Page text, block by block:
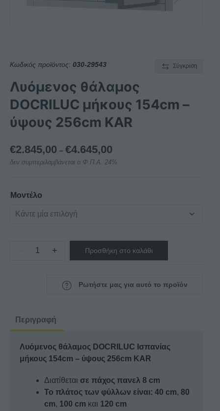
Κωδικός προϊόντος: 030-29543 Σύγκριση
Λυόμενος θάλαμος
DOCRILUC μήκους 154cm –
ύψους 256cm KAR
€2.845,00 – €4.645,00
range:
δεν συμπεριλαμβάνεται ο Φ.Π.Α. 24%
Μοντέλο
Λυόμενος
ύψους
KAR
ποσότητα
+ Προσθήκη στο καλάθι
Ρωτήστε μας για αυτό το προϊόν
Περιγραφή
Λυόμενος θάλαμος DOCRILUC Ισπανίας
μήκους 154cm – ύψους 256cm KAR
Διατίθεται σε πάχος πανελ 8 cm
Το πλάτος των φύλλων είναι: 40 cm, 80
cm, 100 cm και 120 cm